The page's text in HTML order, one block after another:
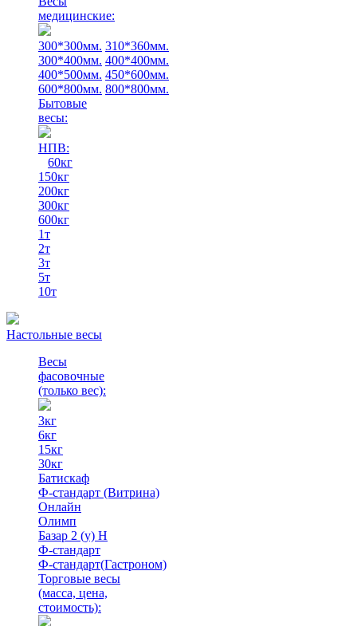
медицинские:
300*300мм. 310*360мм.
300*400мм. 400*400мм.
400*500мм. 450*600мм.
600*800мм. 800*800мм.
Бытовые
весы:
НПВ:
60кг
150кг
200кг
300кг
600кг
1т
2т
3т
5т
10т
Настольные весы
Весы
фасовочные
(только вес):
3кг
6кг
15кг
30кг
Батискаф
Ф-стандарт (Витрина)
Онлайн
Олимп
Базар 2 (у) Н
Ф-стандарт
Ф-стандарт(Гастроном)
Торговые весы
(масса, цена,
стоимость):